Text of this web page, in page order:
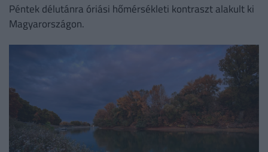
Péntek délutánra óriási hőmérsékleti kontraszt alakult ki
Magyarországon.